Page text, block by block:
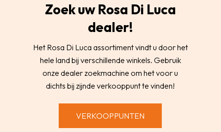
Zoek uw Rosa Di Luca
dealer!
Het Rosa Di Luca assortiment vindt u door het
hele land bij verschillende winkels. Gebruik
onze dealer zoekmachine om het voor u
dichts bij zijnde verkooppunt te vinden!
VERKOOPPUNTEN